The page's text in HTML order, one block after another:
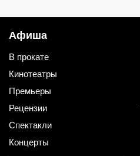
Афиша
В прокате
Кинотеатры
Премьеры
Рецензии
Спектакли
Концерты